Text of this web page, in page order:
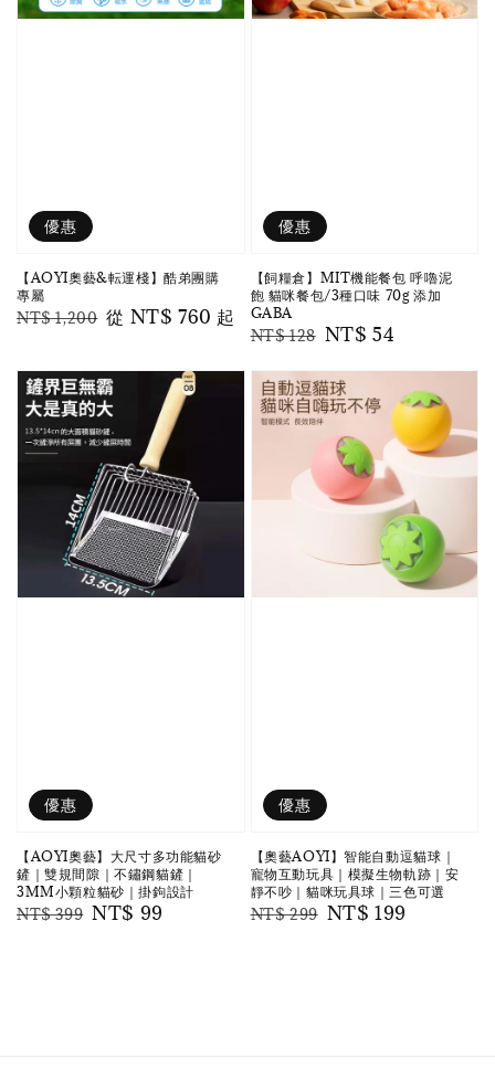
優惠
【AOYI奧藝&転運棧】酷弟團購
專屬
Regular
NT$ 1,200 Sale
從 NT$ 760 起
優惠
【飼糧倉】MIT機能餐包 呼嚕泥
飽 貓咪餐包/3種口味 70g 添加
GABA
Regular
NT$ 128 Sale
NT$ 54
優惠
【AOYI奧藝】大尺寸多功能貓砂
鏟｜雙規間隙｜不鏽鋼貓鏟｜
3MM小顆粒貓砂｜掛鉤設計
Regular
NT$ 399 Sale
NT$ 99
優惠
【奧藝AOYI】智能自動逗貓球｜
寵物互動玩具｜模擬生物軌跡｜安
靜不吵｜貓咪玩具球｜三色可選
Regular
NT$ 299 Sale
NT$ 199